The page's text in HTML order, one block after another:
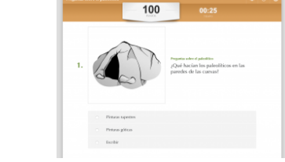
El paleolítico